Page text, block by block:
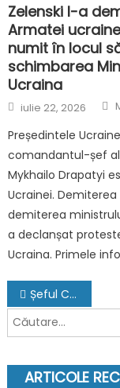
Zelenski l-a
Armatei
numit în locul
schimbarea
Ucraina
Posted
on
iulie 22, 2026
Președintele
comandantul-șef al
Mykhailo Drapatyi
Ucrainei.
demiterea
a declanșat
Ucraina. Primele
Navigare
în
articole
Șeful Centrului de Arși de la Spitalul Floreasca a fost demis din funcție azi, la trei zile după ce în unitate a fost declarat focar de infecție
Caută
după:
ARTICOLE